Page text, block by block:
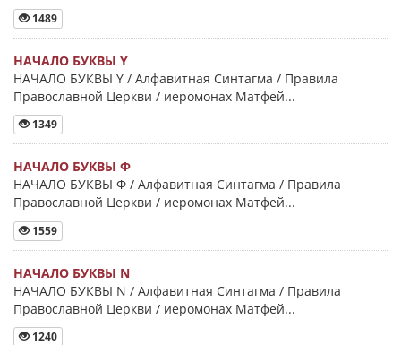
1489
НАЧАЛО БУКВЫ Y
НАЧАЛО БУКВЫ Y / Алфавитная Синтагма / Правила
Православной Церкви / иеромонах Матфей...
1349
НАЧАЛО БУКВЫ Φ
НАЧАЛО БУКВЫ Φ / Алфавитная Синтагма / Правила
Православной Церкви / иеромонах Матфей...
1559
НАЧАЛО БУКВЫ Ν
НАЧАЛО БУКВЫ Ν / Алфавитная Синтагма / Правила
Православной Церкви / иеромонах Матфей...
1240